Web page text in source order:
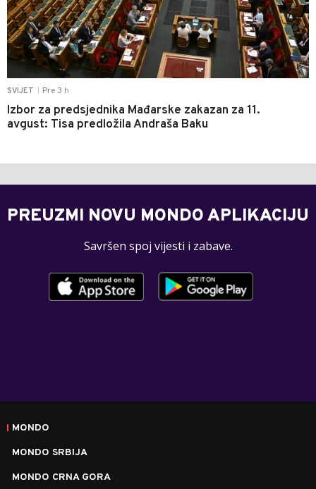
SVIJET Pre 3 h
Izbor za predsjednika Mađarske zakazan za 11.
avgust: Tisa predložila Andraša Baku
PREUZMI NOVU MONDO APLIKACIJU
Savršen spoj vijesti i zabave.
MONDO
MONDO SRBIJA
MONDO CRNA GORA